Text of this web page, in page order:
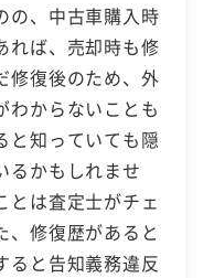
の、中古車購入時
れば、売却時も修
修復後のため、外
わからないことも
と知っていても隠
るかもしれませ
とは査定士がチェ
、修復歴があると
ると告知義務違反